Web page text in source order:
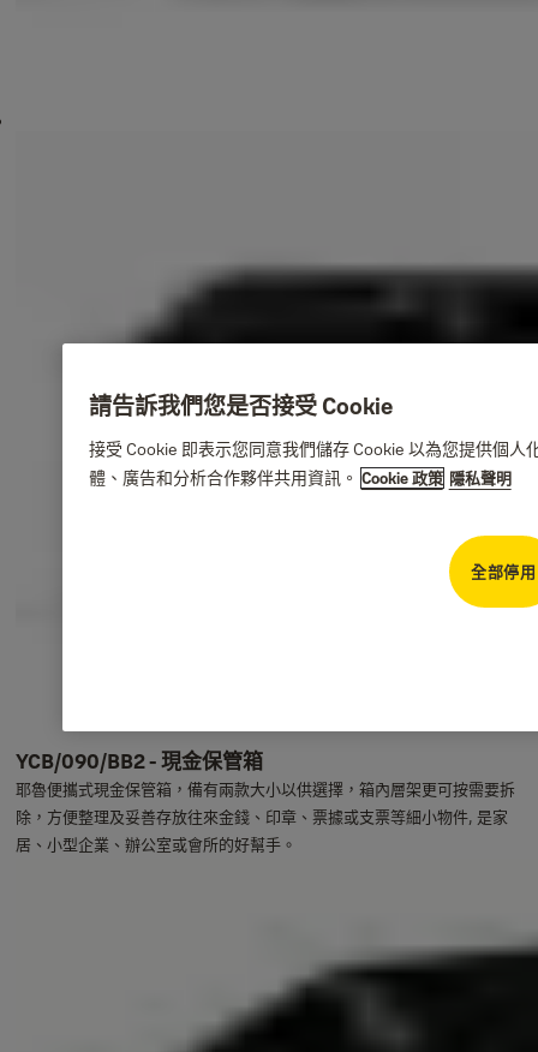
YCB/090/BB2 - 現金保管箱
耶魯便攜式現金保管箱，備有兩款大小以供選擇，箱內層架更可按需要拆
除，方便整理及妥善存放往來金錢、印章、票據或支票等細小物件, 是家
居、小型企業、辦公室或會所的好幫手。
請告訴我們您是否接受 Cookie
接受 Cookie 即表示您同意我們儲存 Cookie 以為您提供個
體、廣告和分析合作夥伴共用資訊。 Cookie 政策 隱私聲明
全部停用